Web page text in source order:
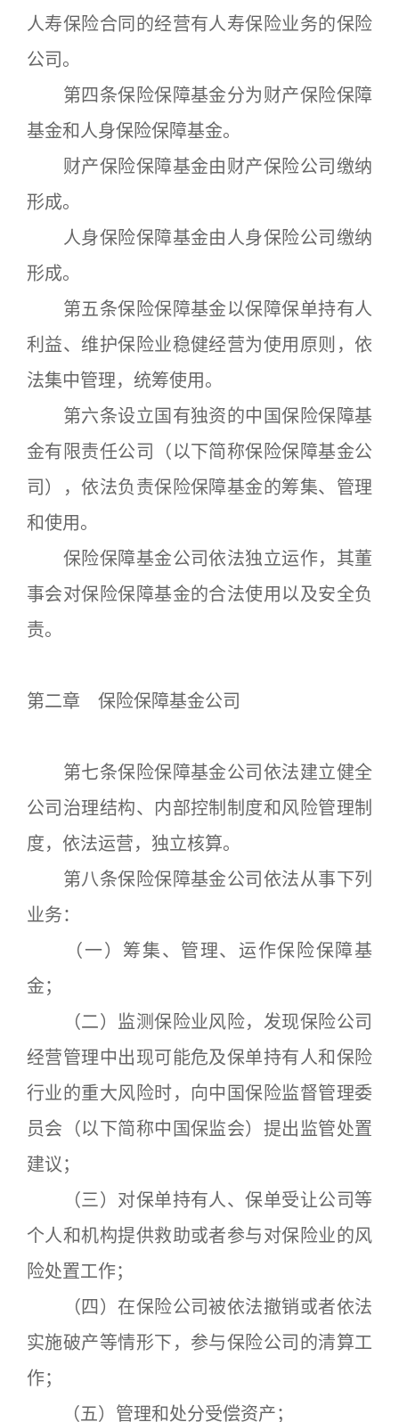
人寿保险合同的经营有人寿保险业务的保险
公司。
第四条保险保障基金分为财产保险保障
基金和人身保险保障基金。
财产保险保障基金由财产保险公司缴纳
形成。
人身保险保障基金由人身保险公司缴纳
形成。
第五条保险保障基金以保障保单持有人
利益、维护保险业稳健经营为使用原则，依
法集中管理，统筹使用。
第六条设立国有独资的中国保险保障基
金有限责任公司（以下简称保险保障基金公
司），依法负责保险保障基金的筹集、管理
和使用。
保险保障基金公司依法独立运作，其董
事会对保险保障基金的合法使用以及安全负
责。
第二章 保险保障基金公司
第七条保险保障基金公司依法建立健全
公司治理结构、内部控制制度和风险管理制
度，依法运营，独立核算。
第八条保险保障基金公司依法从事下列
业务：
（一）筹集、管理、运作保险保障基
金；
（二）监测保险业风险，发现保险公司
经营管理中出现可能危及保单持有人和保险
行业的重大风险时，向中国保险监督管理委
员会（以下简称中国保监会）提出监管处置
建议；
（三）对保单持有人、保单受让公司等
个人和机构提供救助或者参与对保险业的风
险处置工作；
（四）在保险公司被依法撤销或者依法
实施破产等情形下，参与保险公司的清算工
作；
（五）管理和处分受偿资产；